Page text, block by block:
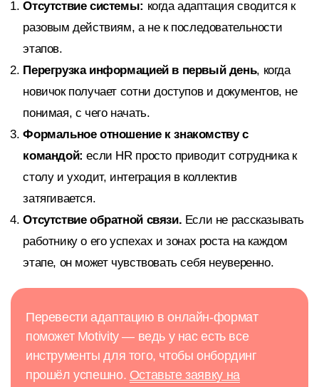
Отсутствие системы: когда адаптация сводится к
разовым действиям, а не к последовательности
этапов.
Перегрузка информацией в первый день, когда
новичок получает сотни доступов и документов, не
понимая, с чего начать.
Формальное отношение к знакомству с
командой: если HR просто приводит сотрудника к
столу и уходит, интеграция в коллектив
затягивается.
Отсутствие обратной связи. Если не рассказывать
работнику о его успехах и зонах роста на каждом
этапе, он может чувствовать себя неуверенно.
Перевести адаптацию в онлайн-формат
поможет Motivity — ведь у нас есть все
инструменты для того, чтобы онбординг
прошёл успешно. Оставьте заявку на